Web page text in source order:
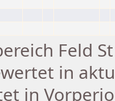
Feld
in
in